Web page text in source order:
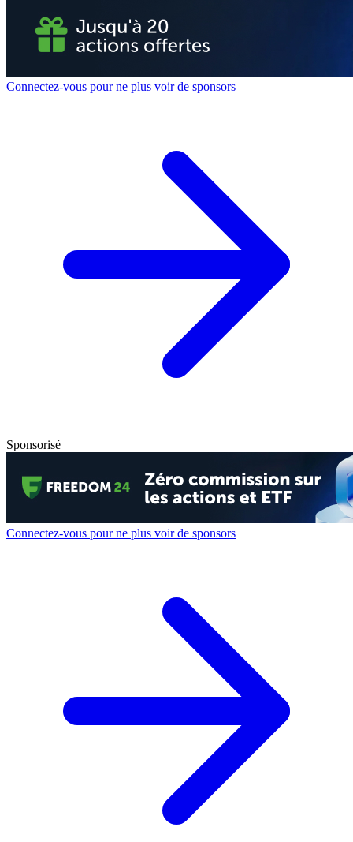
Connectez-vous pour ne plus voir de sponsors
Sponsorisé
Connectez-vous pour ne plus voir de sponsors